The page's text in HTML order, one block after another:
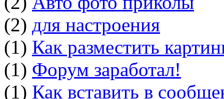
(2) для настроения
(1) Как разместить
(1) Форум заработал!
(1) Как вставить в